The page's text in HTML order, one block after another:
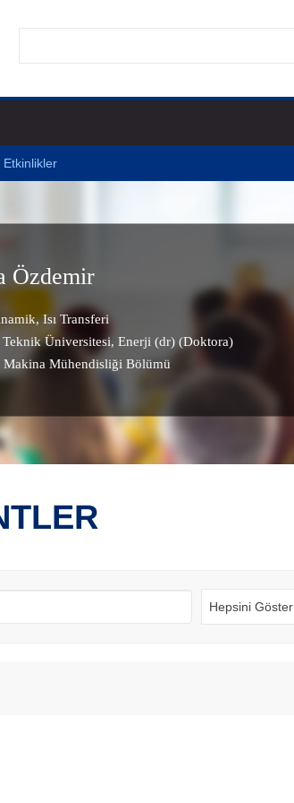
Etkinlikler
Özdemir
,Isı Transferi
Teknik Üniversitesi, Enerji (dr) (Doktora)
Makina Mühendisliği Bölümü
Hepsini Göster